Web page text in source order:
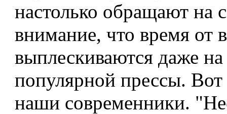
настолько обращают на
внимание, что время от
выплескиваются даже
популярной прессы.
наши современники.